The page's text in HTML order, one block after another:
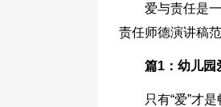
爱与责任是
责任师德演讲稿
篇1：幼儿园
只有“爱”才